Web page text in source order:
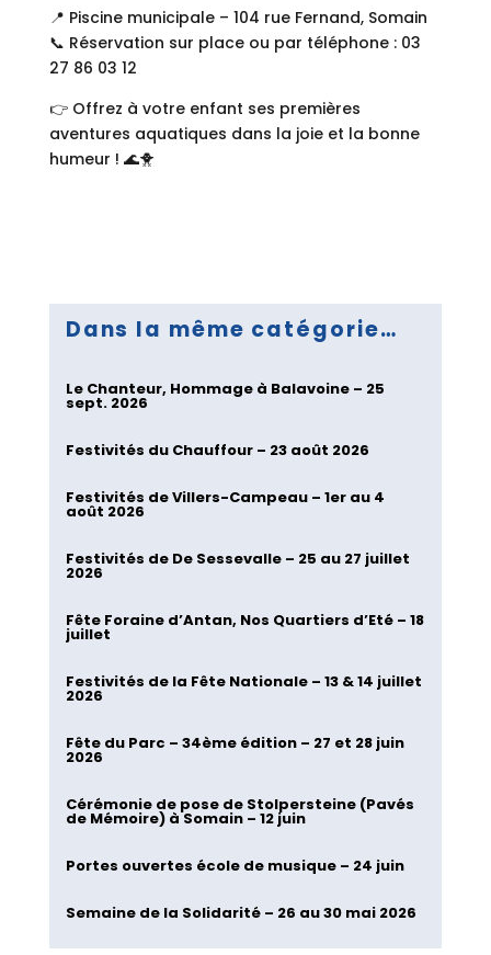
📍 Piscine municipale – 104 rue Fernand, Somain
📞 Réservation sur place ou par téléphone : 03
27 86 03 12
👉 Offrez à votre enfant ses premières
aventures aquatiques dans la joie et la bonne
humeur ! 🌊🐥
Dans la même catégorie…
Le Chanteur, Hommage à Balavoine – 25
sept. 2026
Festivités du Chauffour – 23 août 2026
Festivités de Villers-Campeau – 1er au 4
août 2026
Festivités de De Sessevalle – 25 au 27 juillet
2026
Fête Foraine d’Antan, Nos Quartiers d’Eté – 18
juillet
Festivités de la Fête Nationale – 13 & 14 juillet
2026
Fête du Parc – 34ème édition – 27 et 28 juin
2026
Cérémonie de pose de Stolpersteine (Pavés
de Mémoire) à Somain – 12 juin
Portes ouvertes école de musique – 24 juin
Semaine de la Solidarité – 26 au 30 mai 2026